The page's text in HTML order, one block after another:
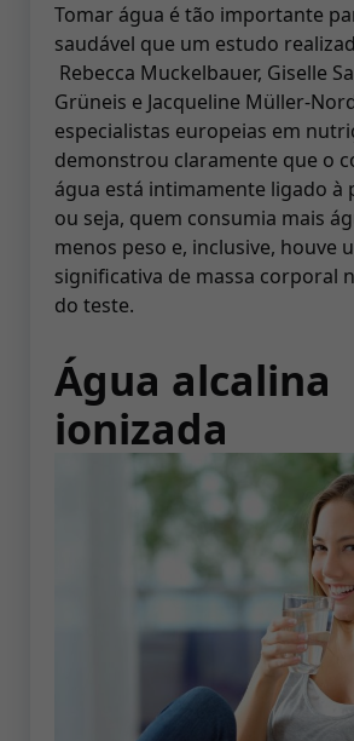
Tomar água é tão importante
saudável que um estudo
Rebecca Muckelbauer, Giselle
Grüneis e Jacqueline Müller-
especialistas europeias em
demonstrou claramente que o
água está intimamente ligado à
ou seja, quem consumia mais
menos peso e, inclusive, houve
significativa de massa corporal
do teste.
Água alcalina
ionizada